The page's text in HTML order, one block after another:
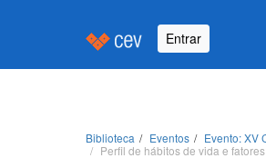
Entrar
Biblioteca Eventos
Evento: XV
Perfil de hábitos de vida e